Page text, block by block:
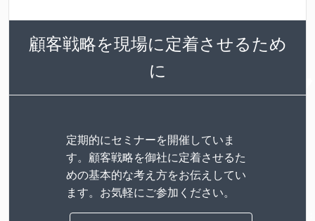
顧客戦略を現場に定着させるため
に
定期的にセミナーを開催していま
す。顧客戦略を御社に定着させるた
めの基本的な考え方をお伝えしてい
ます。お気軽にご参加ください。